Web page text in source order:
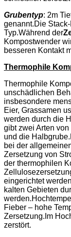
Grubentyp: 2m
genannt.Die
Typ.Während der
Kompostwender
besseren Kontakt
Thermophile
Thermophile
unschädlichen
insbesondere
Eier, Grassamen
werden durch die
gibt zwei Arten
und die
bei der
Zersetzung von
der thermophilen
eingerichtet
kalten Gebieten
Fieber – hohe
Zersetzung.Im
zerstört.